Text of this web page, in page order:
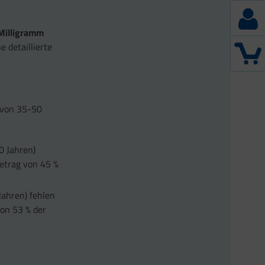
detaillierte
35-50
Jahren)
von 45 %
fehlen
53 % der